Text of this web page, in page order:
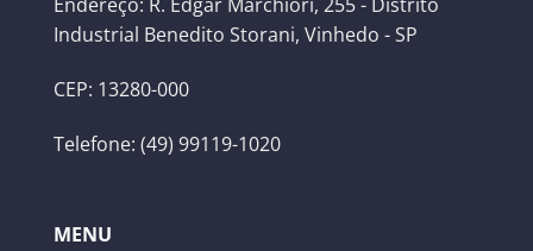
Industrial Benedito Storani, Vinhedo - SP
CEP: 13280-000
Telefone: (49) 99119-1020
MENU